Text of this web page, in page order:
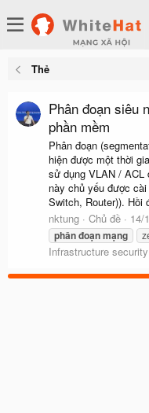
Thẻ
Phân đoạn siêu
phần mềm
Phân đoạn
hiện được một thời
sử dụng VLAN / ACL
này chủ yếu được
Switch, Router)). Hồi
nktung
Chủ đề 14/
phânđoạnmạng
Infrastructure security